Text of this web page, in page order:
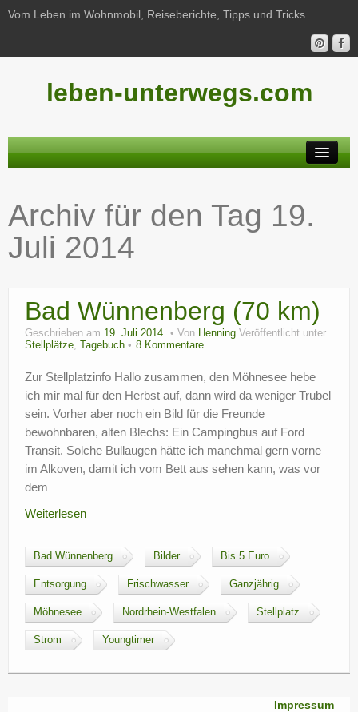
Vom Leben im Wohnmobil, Reiseberichte, Tipps und Tricks
leben-unterwegs.com
Reiseberichte
Unterwegs
Freizeit
Wohnmobil-Technik
?
Archiv für den Tag 19.
Juli 2014
Bad Wünnenberg (70 km)
Geschrieben am 19. Juli 2014 Von Henning Veröffentlicht unter
Stellplätze, Tagebuch 8 Kommentare
Zur Stellplatzinfo Hallo zusammen, den Möhnesee hebe
ich mir mal für den Herbst auf, dann wird da weniger Trubel
sein. Vorher aber noch ein Bild für die Freunde
bewohnbaren, alten Blechs: Ein Campingbus auf Ford
Transit. Solche Bullaugen hätte ich manchmal gern vorne
im Alkoven, damit ich vom Bett aus sehen kann, was vor
dem
Weiterlesen
Bad Wünnenberg Bilder Bis 5 Euro
Entsorgung Frischwasser Ganzjährig
Möhnesee Nordrhein-Westfalen Stellplatz
Strom Youngtimer
Impressum